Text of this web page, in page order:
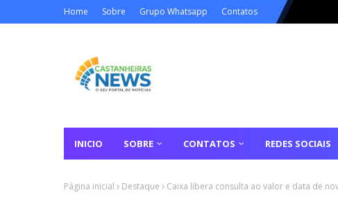
Home Sobre Grupo Whatsapp Contatos
INICIO SOBRE CONTATOS REDES SOCIAIS
Página inicial Destaque Caixa libera consulta ao valor e data de